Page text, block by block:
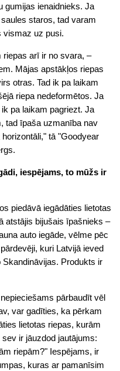
gumijas ienaidnieks. Ja
staros, tad varam
vismaz uz pusi.
arī ir no svara, –
Mājas apstākļos riepas
otras. Tad ik pa laikam
riepa nedeformētos. Ja
pa laikam pagriezt. Ja
tad īpaša uzmanība nav
tā "Goodyear
iespējams, to mūžs ir
piedāvā iegādāties lietotas
atstājis bijušais īpašnieks –
auto iegāde, vēlme pēc
kuri Latvijā ieved
Produkts ir
pārbaudīt vēl
var gadīties, ka pērkam
lietotas riepas, kurām
ir jāuzdod jautājums:
riepām?" Iespējams, ir
kuras ar pamanīsim